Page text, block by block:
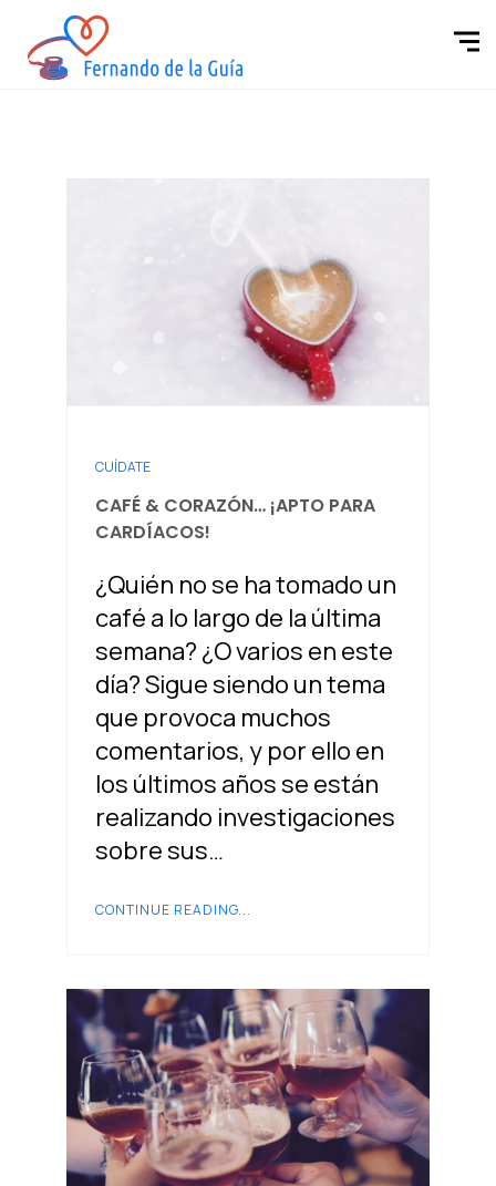
CUÍDATE
CAFÉ & CORAZÓN… ¡APTO PARA
CARDÍACOS!
¿Quién no se ha tomado un
café a lo largo de la última
semana? ¿O varios en este
día? Sigue siendo un tema
que provoca muchos
comentarios, y por ello en
los últimos años se están
realizando investigaciones
sobre sus…
CONTINUE READING...